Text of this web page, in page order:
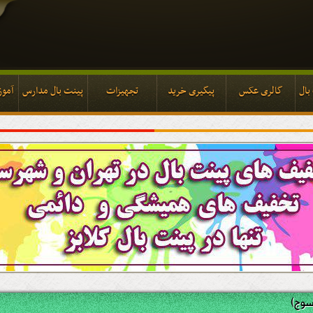
گالری عکس پیگیری خرید تجهیزات پینت بال مدارس